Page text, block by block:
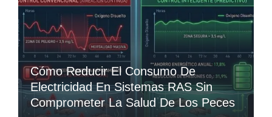
Cómo Reducir El Consumo De
Electricidad En Sistemas RAS Sin
Comprometer La Salud De Los Peces